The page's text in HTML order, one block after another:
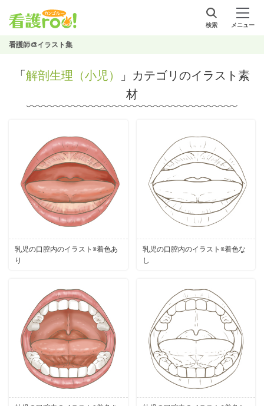
検索 メニュー
看護師🎨イラスト集
「 解剖生理（小児）
」カテゴリのイラスト素
材
乳児の口腔内のイラスト※着色あ
り
乳児の口腔内のイラスト※着色な
し